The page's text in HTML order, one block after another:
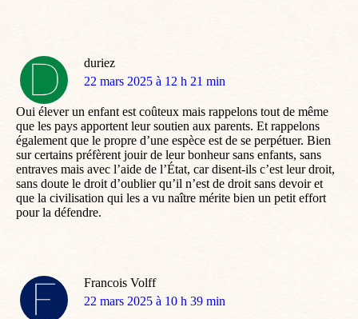
duriez
dit
22 mars 2025 à 12 h 21 min
Oui élever un enfant est coûteux mais rappelons tout de même
que les pays apportent leur soutien aux parents. Et rappelons
également que le propre d’une espèce est de se perpétuer. Bien
sur certains préfèrent jouir de leur bonheur sans enfants, sans
entraves mais avec l’aide de l’État, car disent-ils c’est leur droit,
sans doute le droit d’oublier qu’il n’est de droit sans devoir et
que la civilisation qui les a vu naître mérite bien un petit effort
pour la défendre.
Francois Volff
dit
22 mars 2025 à 10 h 39 min